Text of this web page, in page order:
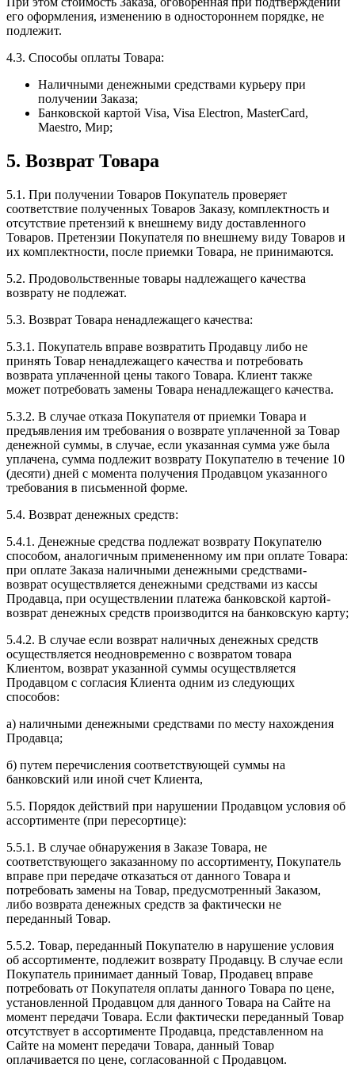
его оформления, изменению в одностороннем порядке, не
подлежит.
4.3. Способы оплаты Товара:
Наличными денежными средствами курьеру при
получении Заказа;
Банковской картой Visa, Visa Electron, MasterCard,
Maestro, Мир;
5. Возврат Товара
5.1. При получении Товаров Покупатель проверяет
соответствие полученных Товаров Заказу, комплектность и
отсутствие претензий к внешнему виду доставленного
Товаров. Претензии Покупателя по внешнему виду Товаров и
их комплектности, после приемки Товара, не принимаются.
5.2. Продовольственные товары надлежащего качества
возврату не подлежат.
5.3. Возврат Товара ненадлежащего качества:
5.3.1. Покупатель вправе возвратить Продавцу либо не
принять Товар ненадлежащего качества и потребовать
возврата уплаченной цены такого Товара. Клиент также
может потребовать замены Товара ненадлежащего качества.
5.3.2. В случае отказа Покупателя от приемки Товара и
предъявления им требования о возврате уплаченной за Товар
денежной суммы, в случае, если указанная сумма уже была
уплачена, сумма подлежит возврату Покупателю в течение 10
(десяти) дней с момента получения Продавцом указанного
требования в письменной форме.
5.4. Возврат денежных средств:
5.4.1. Денежные средства подлежат возврату Покупателю
способом, аналогичным примененному им при оплате Товара:
при оплате Заказа наличными денежными средствами-
возврат осуществляется денежными средствами из кассы
Продавца, при осуществлении платежа банковской картой-
возврат денежных средств производится на банковскую карту;
5.4.2. В случае если возврат наличных денежных средств
осуществляется неодновременно с возвратом товара
Клиентом, возврат указанной суммы осуществляется
Продавцом с согласия Клиента одним из следующих
способов:
а) наличными денежными средствами по месту нахождения
Продавца;
б) путем перечисления соответствующей суммы на
банковский или иной счет Клиента,
5.5. Порядок действий при нарушении Продавцом условия об
ассортименте (при пересортице):
5.5.1. В случае обнаружения в Заказе Товара, не
соответствующего заказанному по ассортименту, Покупатель
вправе при передаче отказаться от данного Товара и
потребовать замены на Товар, предусмотренный Заказом,
либо возврата денежных средств за фактически не
переданный Товар.
5.5.2. Товар, переданный Покупателю в нарушение условия
об ассортименте, подлежит возврату Продавцу. В случае если
Покупатель принимает данный Товар, Продавец вправе
потребовать от Покупателя оплаты данного Товара по цене,
установленной Продавцом для данного Товара на Сайте на
момент передачи Товара. Если фактически переданный Товар
отсутствует в ассортименте Продавца, представленном на
Сайте на момент передачи Товара, данный Товар
оплачивается по цене, согласованной с Продавцом.